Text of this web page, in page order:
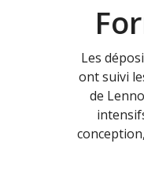
Les
ont suivi
de